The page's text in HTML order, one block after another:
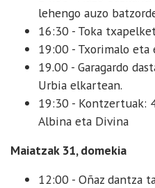
lehengo auzo
16:30 - Toka
19:00 - Txorimalo eta
19.00 - Garagardo
Urbia elkartean.
19:30 - Kontzertuak:
Albina eta Divina
Maiatzak 31, domekia
12:00 - Oñaz dantza